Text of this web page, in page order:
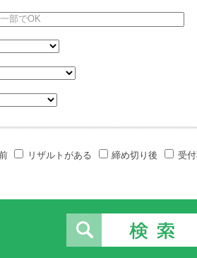
リザルトがある 締め切り後 受